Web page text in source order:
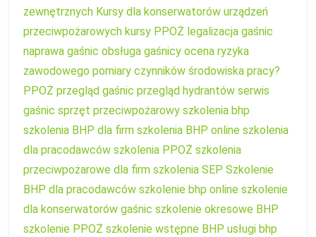
zewnętrznych Kursy dla konserwatorów urządzeń
przeciwpożarowych kursy PPOŻ legalizacja gaśnic
naprawa gaśnic obsługa gaśnicy ocena ryzyka
zawodowego pomiary czynników środowiska pracy?
PPOŻ przegląd gaśnic przegląd hydrantów serwis
gaśnic sprzęt przeciwpożarowy szkolenia bhp
szkolenia BHP dla firm szkolenia BHP online szkolenia
dla pracodawców szkolenia PPOŻ szkolenia
przeciwpożarowe dla firm szkolenia SEP Szkolenie
BHP dla pracodawców szkolenie bhp online szkolenie
dla konserwatorów gaśnic szkolenie okresowe BHP
szkolenie PPOŻ szkolenie wstępne BHP usługi bhp